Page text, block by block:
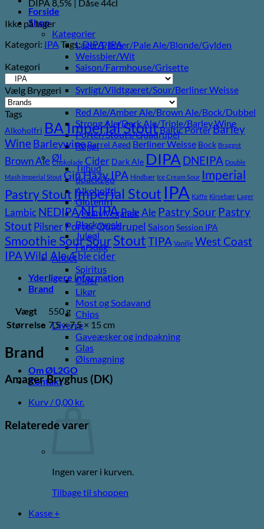
Forside
Shop
Kategorier
Lager/Pilsner/Pale Ale/Blonde/Gylden
Weissbier/Wit
Saison/Farmhouse/Grisette
Syrligt/Vildtgæret/Sour/Berliner Weisse
Mjød/Melomel/Braggot
Red Ale/Amber Ale/Brown Ale/Bock/Dubbel
Strong Ale/Dark Ale/Triple/Barley Wine
Porter/Stouts/Quadrupel
Røgøl
Øl
Tilbud
6pack2go
Alkoholfri
Glutenfri
Vegan/Vegansk
Black week
Juleøl
Farsdag
Andet
Spiritus
Cider
Likør
Most og Sodavand
Chips
Diverse
Gaveæsker og indpakning
Glas
Ølsmagning
Om ØL2GO
Kontakt
Kurv /0,00 kr.
Ingen varer i kurven.
Tilbage til shoppen
Kasse +
DIPA 8,5% | Dåse 44cl
Ikke på lager
Kategori: IPA Tags:DIPA,IPA
Kategori
Vælg Bryggeri
Tags
Alkoholfri BA Imperial StoutBaltic PorterBarley
Wine BarleywineBarrel Aged Berliner Weisse Bock Braggot
Brown Ale Chokolade Cider Dark Ale DIPA DNEIPA Double
Mash Imperial Stout GinHazy IPA Hindbær Ice Cream Sour Imperial
Pastry Stout Imperial Stout IPA Kaffe Kirsebær Lager
LambicNEDIPANEIPAPale Ale Pastry Sour Pastry
StoutPilsnerPorterQuadrupel Saison Session IPA
Smoothie SourSourStoutTIPA Vanilje West Coast
IPAWild AleÆble cider
Yderligere information
Brand
Vægt
550 g
Størrelse 7,5 × 7,5 × 15 cm
Brand
Amager Bryghus (DK)
Relaterede varer